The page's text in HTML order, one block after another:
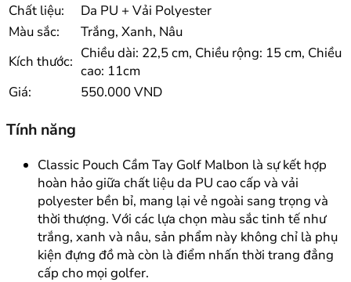
Chất liệu:
Da PU + Vải Polyester
Màu sắc:
Trắng, Xanh, Nâu
Kích thước: Chiều dài: 22,5 cm, Chiều rộng: 15 cm, Chiều
cao: 11cm
Giá:
550.000 VND
Tính năng
Classic Pouch Cầm Tay Golf Malbon là sự kết hợp
hoàn hảo giữa chất liệu da PU cao cấp và vải
polyester bền bỉ, mang lại vẻ ngoài sang trọng và
thời thượng. Với các lựa chọn màu sắc tinh tế như
trắng, xanh và nâu, sản phẩm này không chỉ là phụ
kiện đựng đồ mà còn là điểm nhấn thời trang đẳng
cấp cho mọi golfer.